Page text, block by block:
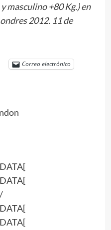
masculino +80 Kg.) en
2012. 11 de
Correo electrónico